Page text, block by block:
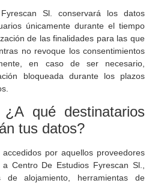
Sl. conservará los datos
únicamente durante el tiempo
de las finalidades para las que
no revoque los consentimientos
en caso de ser necesario,
bloqueada durante los plazos
¿A qué destinatarios
tus datos?
por aquellos proveedores
Centro De Estudios Fyrescan Sl.,
de alojamiento, herramientas de